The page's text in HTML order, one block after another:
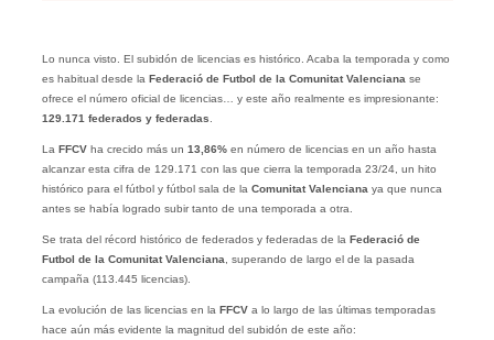
Lo nunca visto. El subidón de licencias es histórico. Acaba la temporada y como
es habitual desde la Federació de Futbol de la Comunitat Valenciana se
ofrece el número oficial de licencias… y este año realmente es impresionante:
129.171 federados y federadas
La FFCVha crecido más un 13,86% en número de licencias en un año hasta
alcanzar esta cifra de 129.171 con las que cierra la temporada 23/24, un hito
histórico para el fútbol y fútbol sala de la Comunitat Valenciana ya que nunca
antes se había logrado subir tanto de una temporada a otra.
Se trata del récord histórico de federados y federadas de la Federació de
Futbol de la Comunitat Valenciana , superando de largo el de la pasada
campaña (113.445 licencias).
La evolución de las licencias en la FFCVa lo largo de las últimas temporadas
hace aún más evidente la magnitud del subidón de este año: